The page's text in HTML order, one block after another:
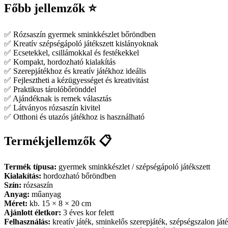
Főbb jellemzők ⭐
✅ Rózsaszín gyermek sminkkészlet bőröndben
✅ Kreatív szépségápoló játékszett kislányoknak
✅ Ecsetekkel, csillámokkal és festékekkel
✅ Kompakt, hordozható kialakítás
✅ Szerepjátékhoz és kreatív játékhoz ideális
✅ Fejlesztheti a kézügyességet és kreativitást
✅ Praktikus tárolóbőrönddel
✅ Ajándéknak is remek választás
✅ Látványos rózsaszín kivitel
✅ Otthoni és utazós játékhoz is használható
Termékjellemzők 📋
Termék típusa: gyermek sminkkészlet / szépségápoló játékszett
Kialakítás: hordozható bőröndben
Szín: rózsaszín
Anyag: műanyag
Méret: kb. 15 × 8 × 20 cm
Ajánlott életkor: 3 éves kor felett
Felhasználás: kreatív játék, sminkelős szerepjáték, szépségszalon